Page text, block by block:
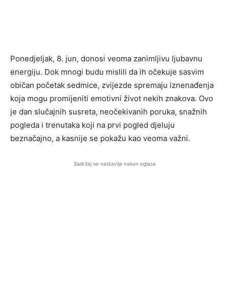
Ponedjeljak, 8. jun, donosi veoma zanimljivu ljubavnu
energiju. Dok mnogi budu mislili da ih očekuje sasvim
običan početak sedmice, zvijezde spremaju iznenađenja
koja mogu promijeniti emotivni život nekih znakova. Ovo
je dan slučajnih susreta, neočekivanih poruka, snažnih
pogleda i trenutaka koji na prvi pogled djeluju
beznačajno, a kasnije se pokažu kao veoma važni.
Sadržaj se nastavlja nakon oglasa